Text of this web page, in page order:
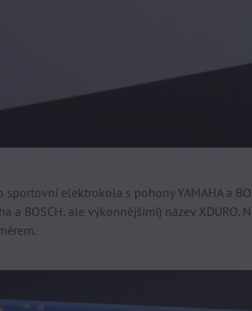
elektrokola s pohony YAMAHA a
a BOSCH, ale výkonnějšími) název